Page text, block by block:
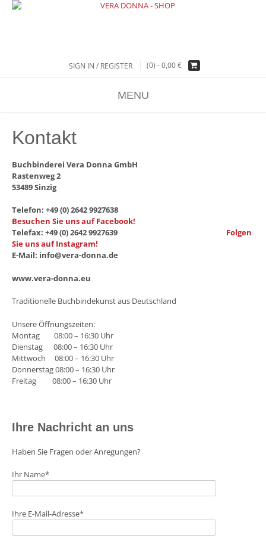
SIGN IN / REGISTER (0) -0,00€
MENU
Kontakt
Buchbinderei Vera Donna GmbH
Rastenweg 2
53489 Sinzig
Telefon: +49 (0) 2642 9927638
Besuchen Sie uns auf Facebook!
Telefax: +49 (0) 2642 9927639
Folgen
Sie uns auf Instagram!
E-Mail: info@vera-donna.de
www.vera-donna.eu
Traditionelle Buchbindekunst aus Deutschland
Unsere Öffnungszeiten:
Montag 08:00 – 16:30 Uhr
Dienstag 08:00 – 16:30 Uhr
Mittwoch 08:00 – 16:30 Uhr
Donnerstag 08:00 – 16:30 Uhr
Freitag 08:00 – 16:30 Uhr
Ihre Nachricht an uns
Haben Sie Fragen oder Anregungen?
Ihr Name*
Ihre E-Mail-Adresse*